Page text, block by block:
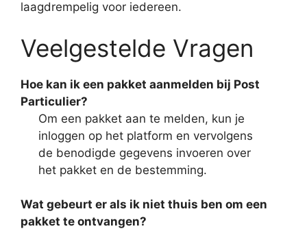
laagdrempelig voor iedereen.
Veelgestelde Vragen
Hoe kan ik een pakket aanmelden bij Post
Particulier?
Om een pakket aan te melden, kun je
inloggen op het platform en vervolgens
de benodigde gegevens invoeren over
het pakket en de bestemming.
Wat gebeurt er als ik niet thuis ben om een
pakket te ontvangen?